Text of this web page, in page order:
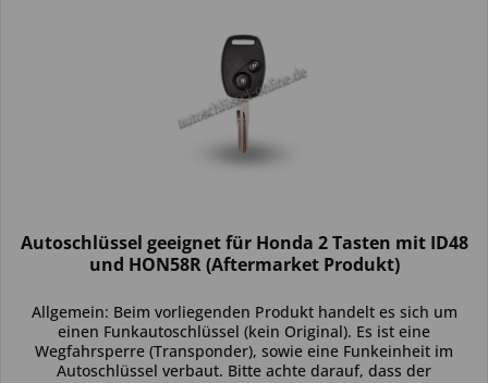
Autoschlüssel geeignet für Honda 2 Tasten mit ID48
und HON58R (Aftermarket Produkt)
Allgemein: Beim vorliegenden Produkt handelt es sich um
einen Funkautoschlüssel (kein Original). Es ist eine
Wegfahrsperre (Transponder), sowie eine Funkeinheit im
Autoschlüssel verbaut. Bitte achte darauf, dass der